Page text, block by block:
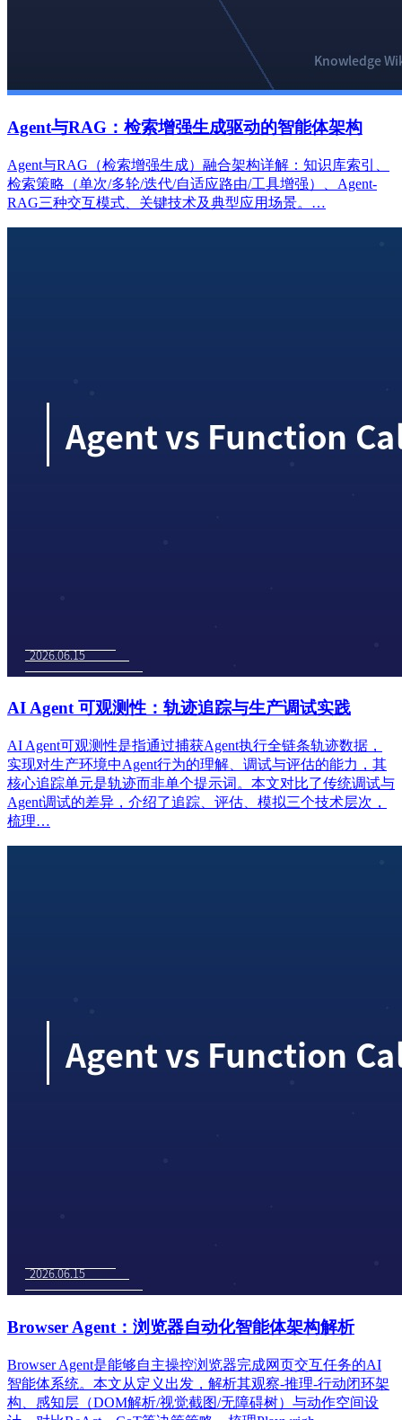
Agent与RAG：检索增强生成驱动的智能体架构
Agent与RAG（检索增强生成）融合架构详解：知识库索引、
检索策略（单次/多轮/迭代/自适应路由/工具增强）、Agent-
RAG三种交互模式、关键技术及典型应用场景。…
AI Agent 可观测性：轨迹追踪与生产调试实践
AI Agent可观测性是指通过捕获Agent执行全链条轨迹数据，
实现对生产环境中Agent行为的理解、调试与评估的能力，其
核心追踪单元是轨迹而非单个提示词。本文对比了传统调试与
Agent调试的差异，介绍了追踪、评估、模拟三个技术层次，
梳理…
Browser Agent：浏览器自动化智能体架构解析
Browser Agent是能够自主操控浏览器完成网页交互任务的AI
智能体系统。本文从定义出发，解析其观察-推理-行动闭环架
构、感知层（DOM解析/视觉截图/无障碍树）与动作空间设